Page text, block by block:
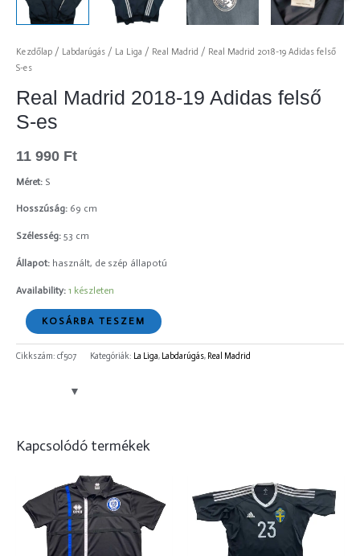
Kezdőlap / Labdarúgás / La Liga / Real Madrid / Real Madrid 2018-19 Adidas felső
S-es
Real Madrid 2018-19 Adidas felső
S-es
11 990 Ft
Méret: S
Hosszúság: 69 cm
Szélesség: 53 cm
Állapot: használt, de szép állapotú
Availability: 1 készleten
KOSÁRBA TESZEM
Cikkszám: cf507 Kategóriák: La Liga, Labdarúgás, Real Madrid
Kapcsolódó termékek